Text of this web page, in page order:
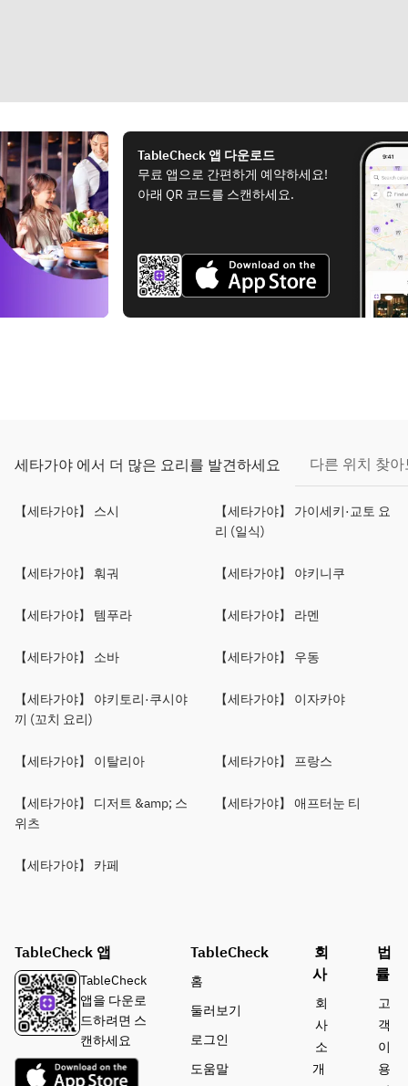
TableCheck 앱 다운로드
무료 앱으로 간편하게 예약하세요!
아래 QR 코드를 스캔하세요.
세타가야 에서 더 많은 요리를 발견하세요 다른 위치 찾
【세타가야】 스시
【세타가야】 가이세키·교토 요
리 (일식)
【세타가야】 훠궈 【세타가야】 야키니쿠
【세타가야】 템푸라 【세타가야】 라멘
【세타가야】 소바 【세타가야】 우동
【세타가야】 야키토리·쿠시야
끼 (꼬치 요리)
【세타가야】 이자카야
【세타가야】 이탈리아 【세타가야】 프랑스
【세타가야】 디저트 &amp; 스
위츠
【세타가야】 애프터눈 티
【세타가야】 카페
TableCheck 앱
TableCheck
앱을 다운로
드하려면 스
캔하세요
TableCheck
홈
둘러보기
로그인
도움말
회
사
회
사
소
개
법
률
고
객
이
용